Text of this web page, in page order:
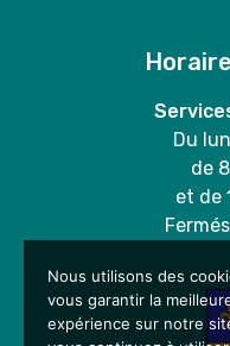
Du
de
et de
Nous utilisons des
vous garantir la
expérience sur notre